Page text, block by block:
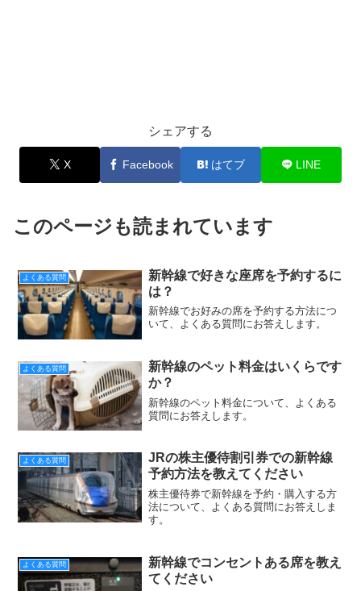
シェアする
X Facebook はてブ LINE
このページも読まれています
よくある質問
新幹線で好きな座席を予約するに
は？
新幹線でお好みの席を予約する方法につ
いて、よくある質問にお答えします。
よくある質問
新幹線のペット料金はいくらです
か？
新幹線のペット料金について、よくある
質問にお答えします。
よくある質問
JRの株主優待割引券での新幹線
予約方法を教えてください
株主優待券で新幹線を予約・購入する方
法について、よくある質問にお答えしま
す。
よくある質問
新幹線でコンセントある席を教え
てください